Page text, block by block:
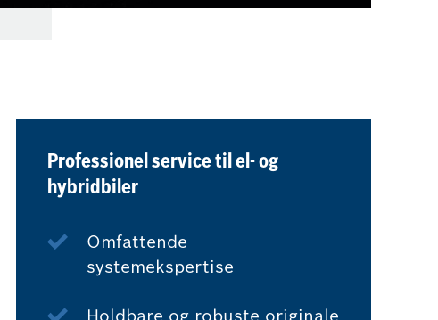
Professionel service til el- og
hybridbiler
Omfattende
systemekspertise
Holdbare og robuste originale